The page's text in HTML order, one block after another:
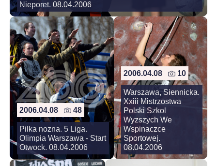
Nieporet. 08.04.2006
2006.04.08 48
Pilka nozna. 5 Liga.
Olimpia Warszawa - Start
Otwock. 08.04.2006
2006.04.08 10
Warszawa, Siennicka.
Xxiii Mistrzostwa
Polski Szkol
Wyzszych We
Wspinaczce
Sportowej.
08.04.2006